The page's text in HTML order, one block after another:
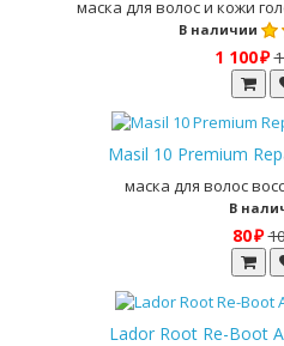
маска для волос и кожи
В наличии
1 100 ₽
Masil 10 Premium
маска для волос
В
80 ₽
Lador Root Re-Boot